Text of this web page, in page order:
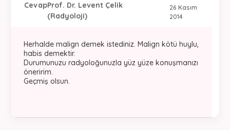
26 Kasım
2014
CevapProf. Dr. Levent Çelik
(Radyoloji)
Herhalde malign demek istediniz. Malign kötü huylu,
habis demektir.
Durumunuzu radyoloğunuzla yüz yüze konuşmanızı
öneririm.
Geçmiş olsun.